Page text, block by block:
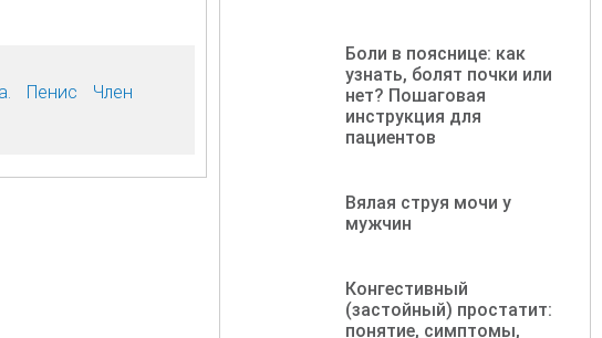
Пенис
Член
Боли в пояснице: как
узнать, болят почки или
нет? Пошаговая
инструкция для
пациентов
Вялая струя мочи у
мужчин
Конгестивный
(застойный) простатит:
понятие, симптомы,